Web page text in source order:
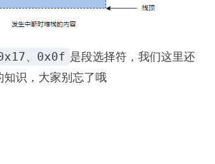
、0x0f 是段选择符，我们这里还
知识，大家别忘了哦